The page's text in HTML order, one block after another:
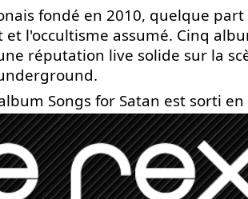
fondé en 2010, quelque
et l'occultisme assumé. Cinq
réputation live solide sur la
Songs for Satan est sorti en